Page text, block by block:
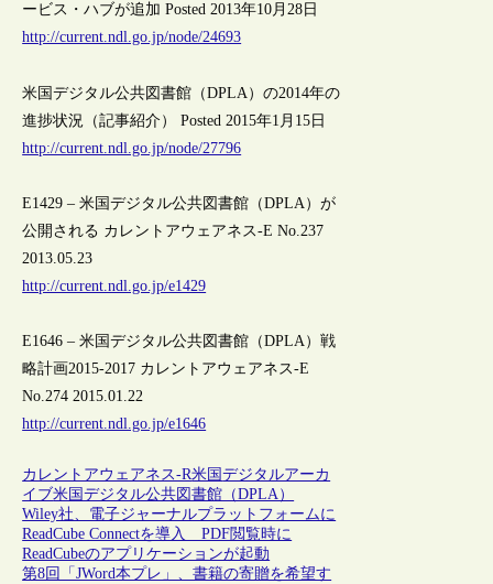
ービス・ハブが追加 Posted 2013年10月28日
http://current.ndl.go.jp/node/24693
米国デジタル公共図書館（DPLA）の2014年の
進捗状況（記事紹介） Posted 2015年1月15日
http://current.ndl.go.jp/node/27796
E1429 – 米国デジタル公共図書館（DPLA）が
公開される カレントアウェアネス-E No.237
2013.05.23
http://current.ndl.go.jp/e1429
E1646 – 米国デジタル公共図書館（DPLA）戦
略計画2015-2017 カレントアウェアネス-E
No.274 2015.01.22
http://current.ndl.go.jp/e1646
カレントアウェアネス-R米国デジタルアーカ
イブ米国デジタル公共図書館（DPLA）
Wiley社、電子ジャーナルプラットフォームに
ReadCube Connectを導入 PDF閲覧時に
ReadCubeのアプリケーションが起動
第8回「JWord本プレ」、書籍の寄贈を希望す